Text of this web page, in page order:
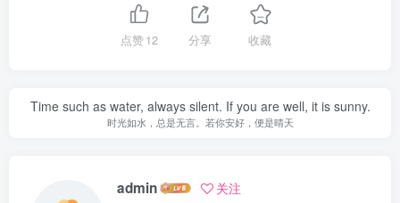
点赞12 分享 收藏
Time such as water, always silent. If you are well, it is sunny.
时光如水，总是无言。若你安好，便是晴天
admin 关注